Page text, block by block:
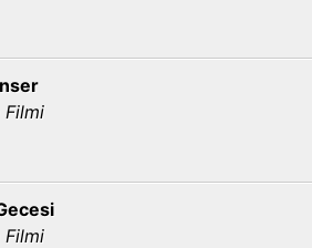
Filmi
Filmi